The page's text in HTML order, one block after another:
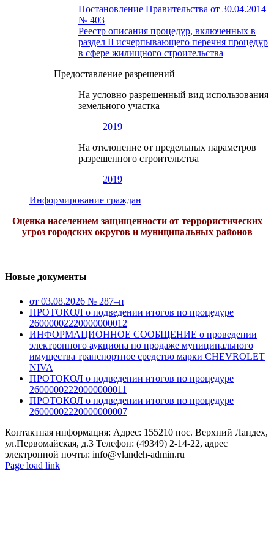
Постановление Правительства от 30.04.2014
№ 403
Реестр описания процедур, включенных в
раздел II исчерпывающего перечня процедур
в сфере жилищного строительства
Предоставление разрешений
На условно разрешенный вид использования
земельного участка
2019
На отклонение от предельных параметров
разрешенного строительства
2019
Информирование граждан
Оценка населением защищенности от террористических
угроз городских округов и муниципальных районов
Новые документы
от 03.08.2026 № 287–п
ПРОТОКОЛ о подведении итогов по процедуре
26000002220000000012
ИНФОРМАЦИОННОЕ СООБЩЕНИЕ о проведении
электронного аукциона по продаже муниципального
имущества транспортное средство марки CHEVROLET
NIVA
ПРОТОКОЛ о подведении итогов по процедуре
26000002220000000011
ПРОТОКОЛ о подведении итогов по процедуре
26000002220000000007
Контактная информация: Адрес: 155210 пос. Верхний Ландех,
ул.Первомайская, д.3 Телефон: (49349) 2-14-22, адрес
электронной почты: info@vlandeh-admin.ru
Page load link